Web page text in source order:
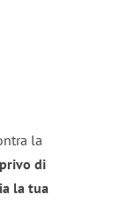
la
di
la tua